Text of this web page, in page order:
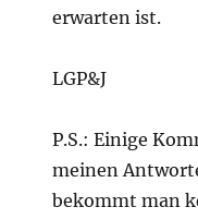
erwarten ist.
LGP&J
P.S.: Einige
meinen
bekommt man